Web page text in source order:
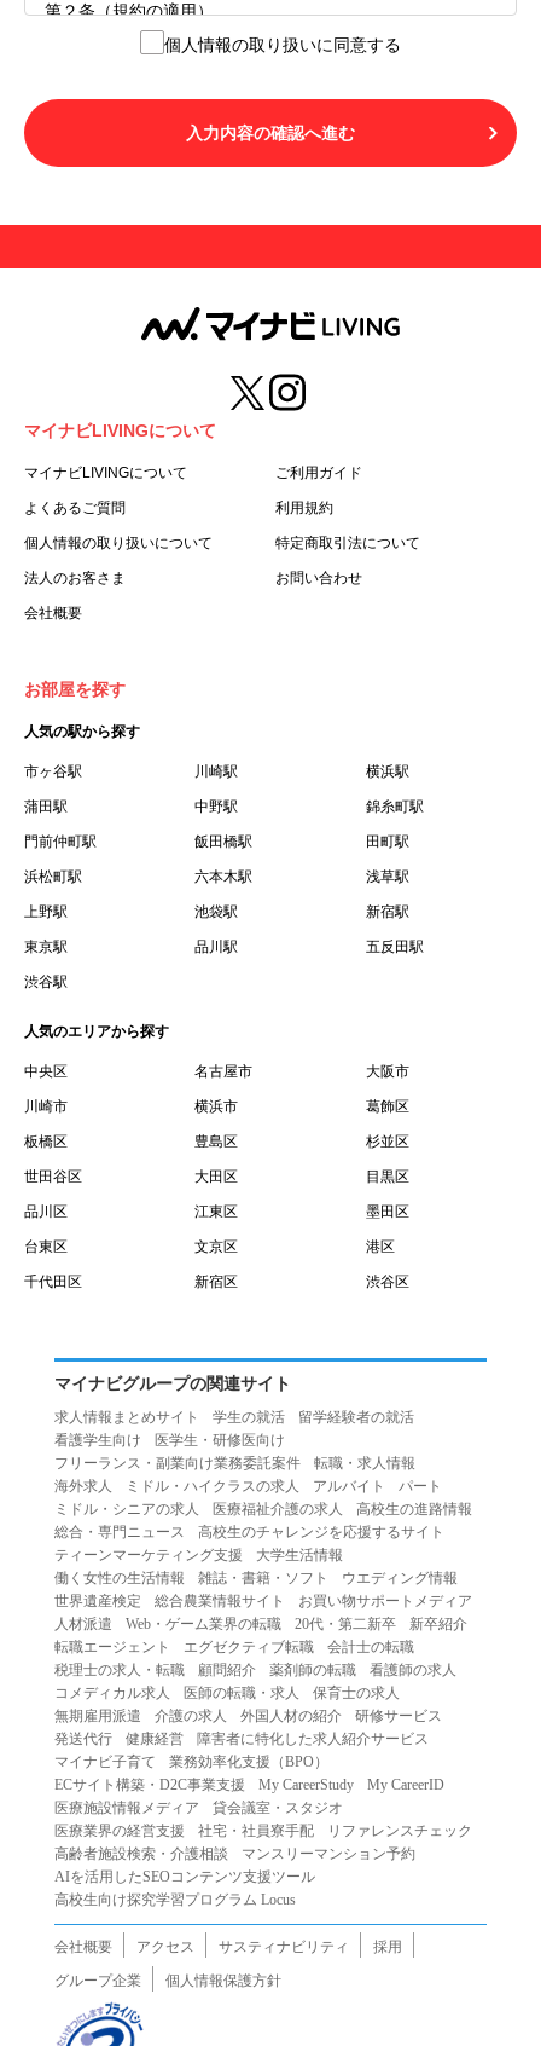
第２条（規約の適用）
１.本サービスを利用する者（以下「利用者」といいます）
LIVINGご契約にあたり取得する個人情報の取り扱いについ
て」の内容をすべて承諾したものとみなされます。不承諾
の意思表示は、本サービスを利用しないことをもってのみ
用することはできません。
第３条（用語の定義）
１.「本サ―ビス」とは、第１章第１条で規定する当社が運
営するマイナビLIVINGを意味します。
２.「利用者」とは、第１章第２条に規定する本サービスを
利用する個人を意味します。
３.「本サイト」とは、当社が運営する本サービスに関する
ます。
５.「会員」とは、第２章第１条に基づき会員登録が完了し
た個人を意味します。
録した情報、本サービス利用中に当社が登録を求めた情報
った場合の当該情報を意味します。
７.「本会員制度」とは、会員による本サービスの利用の促
進を目的とした会員制度を意味します。
借契約書およびオプション注文書を意味します。
９.「契約期間開始日」とは、定期建物賃貸借契約（以下
「賃貸借契約」と言います）の開始日のことで、利用者の
賃借権が発生する日を意味します。
するために、選んだ物件を保留することを意味します。
１１.「予約情報」とは、物件を予約するために必要な当社
所定の情報を意味します。物件情報や期間、オプション等
１２.「キャンセル」とは、賃貸借契約締結後から契約期間
開始日前までに、利用者が賃貸借契約を解除することを意
味します。
１３.「中途解約」とは、賃貸借契約期間の途中で、利用者
１.利用者は、本サービスを利用する上で次の各号に定める
とします。
（１）重複、虚偽の情報、または自己以外の情報を登録す
る行為
（２）第三者になりすまして本サービスを利用する行為
（３）当社または第三者の著作権等の知的財産権、プライ
バシー、その他の権利を侵害する行為
（４）当社または第三者を誹謗中傷する行為
（５）当社または第三者に不利益を与える行為
（６）営利を目的とした行為
（７）政治・選挙・宗教活動またはそれらに類する行為
（８）本サービスの運営を妨害する行為
（９）法令違反、犯罪行為、または公序良俗に反する行為
（１０）暴力的な要求行為、または法的な責任を超えた不
当な要求行為
（１１）その他当社が不適切であると判断する行為
２.当社は、前項の定めに該当する行為を行った利用者に対
の提供を停止または中断することができるものとします。
第５条（免責）
１.当社は、本サービスの利用（これらに伴う当社または第
三者の情報提供行為等を含みます）により、利用者に生じ
個人情報の取り扱いに同意する
入力内容の確認へ進む
マイナビLIVINGについて
マイナビLIVINGについて ご利用ガイド
よくあるご質問 利用規約
個人情報の取り扱いについて 特定商取引法について
法人のお客さま お問い合わせ
会社概要
お部屋を探す
人気の駅から探す
市ヶ谷駅 川崎駅 横浜駅
蒲田駅 中野駅 錦糸町駅
門前仲町駅 飯田橋駅 田町駅
浜松町駅 六本木駅 浅草駅
上野駅 池袋駅 新宿駅
東京駅 品川駅 五反田駅
渋谷駅
人気のエリアから探す
中央区 名古屋市 大阪市
川崎市 横浜市 葛飾区
板橋区 豊島区 杉並区
世田谷区 大田区 目黒区
品川区 江東区 墨田区
台東区 文京区 港区
千代田区 新宿区 渋谷区
マイナビグループの関連サイト
求人情報まとめサイト 学生の就活
留学経験者の就活
看護学生向け
医学生・研修医向け
フリーランス・副業向け業務委託案件
転職・求人情報
海外求人
ミドル・ハイクラスの求人 アルバイト
パート
ミドル・シニアの求人
医療福祉介護の求人
高校生の進路情報
総合・専門ニュース
高校生のチャレンジを応援するサイト
ティーンマーケティング支援
大学生活情報
働く女性の生活情報
雑誌・書籍・ソフト
ウエディング情報
世界遺産検定
総合農業情報サイト
お買い物サポートメディア
人材派遣
Web・ゲーム業界の転職 20代・第二新卒
新卒紹介
転職エージェント
エグゼクティブ転職
会計士の転職
税理士の求人・転職
顧問紹介 薬剤師の転職
看護師の求人
コメディカル求人
医師の転職・求人
保育士の求人
無期雇用派遣
介護の求人 外国人材の紹介
研修サービス
発送代行
健康経営
障害者に特化した求人紹介サービス
マイナビ子育て
業務効率化支援（BPO）
ECサイト構築・D2C事業支援
My CareerStudy
My CareerID
医療施設情報メディア
貸会議室・スタジオ
医療業界の経営支援
社宅・社員寮手配
リファレンスチェック
高齢者施設検索・介護相談
マンスリーマンション予約
AIを活用したSEOコンテンツ支援ツール
高校生向け探究学習プログラム Locus
会社概要 アクセス サスティナビリティ
採用
グループ企業
個人情報保護方針